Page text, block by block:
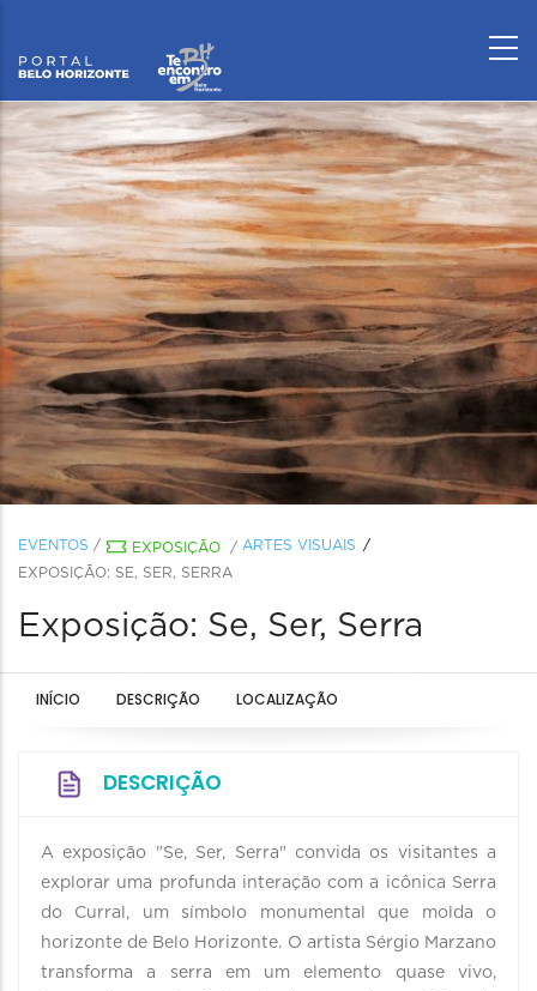
EVENTOS / EXPOSIÇÃO / ARTES VISUAIS
EXPOSIÇÃO: SE, SER, SERRA
Exposição: Se, Ser, Serra
INÍCIO DESCRIÇÃO LOCALIZAÇÃO
DESCRIÇÃO
A exposição "Se, Ser, Serra" convida os visitantes a
explorar uma profunda interação com a icônica Serra
do Curral, um símbolo monumental que molda o
horizonte de Belo Horizonte. O artista Sérgio Marzano
transforma a serra em um elemento quase vivo,